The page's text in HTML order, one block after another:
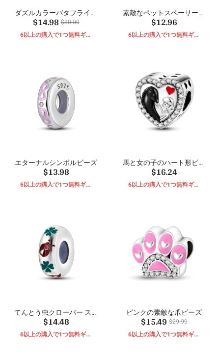
ダズルカラーバタフライ固
定クリップ
$14.98 $30.00
6以上の購入で1つ無料ギフ
素敵なペットスペーサービ
ーズ
$12.96
6以上の購入で1つ無料ギフ
エターナルシンボルビーズ
$13.98
6以上の購入で1つ無料ギフ
馬と女の子のハート形ビー
ズ
$16.24
6以上の購入で1つ無料ギフ
てんとう虫クローバー スペ
ーサー ビーズ
$14.48
6以上の購入で1つ無料ギフ
ピンクの素敵な爪ビーズ
$15.49 $29.99
6以上の購入で1つ無料ギフ